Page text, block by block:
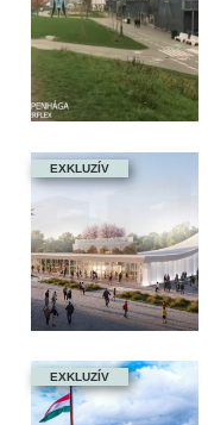
EXKLUZÍV
EXKLUZÍV